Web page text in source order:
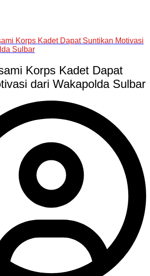
Korps Kadet Dapat Suntikan Motivasi
Sulbar
Korps Kadet Dapat
dari Wakapolda Sulbar